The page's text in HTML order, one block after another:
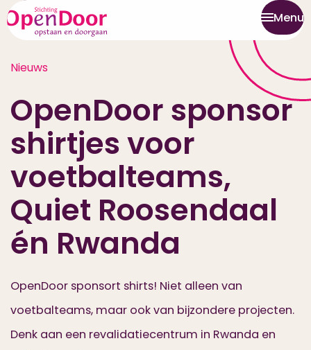
Menu
Nieuws
OpenDoor sponsor
shirtjes voor
voetbalteams,
Quiet Roosendaal
én Rwanda
OpenDoor sponsort shirts! Niet alleen van
voetbalteams, maar ook van bijzondere projecten.
Denk aan een revalidatiecentrum in Rwanda en